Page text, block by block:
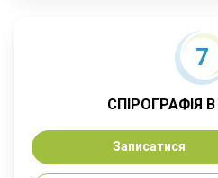
7
СПІРОГРАФІЯ
Записатися